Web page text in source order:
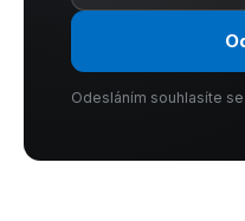
Odesláním souhlasíte